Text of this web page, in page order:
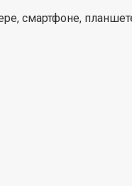
смартфоне,